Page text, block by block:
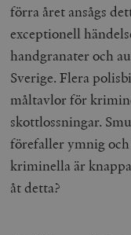
förra året ansågs
exceptionell
handgranater och
Sverige. Flera
måltavlor för
skottlossningar.
förefaller ymnig
kriminella är
åt detta?